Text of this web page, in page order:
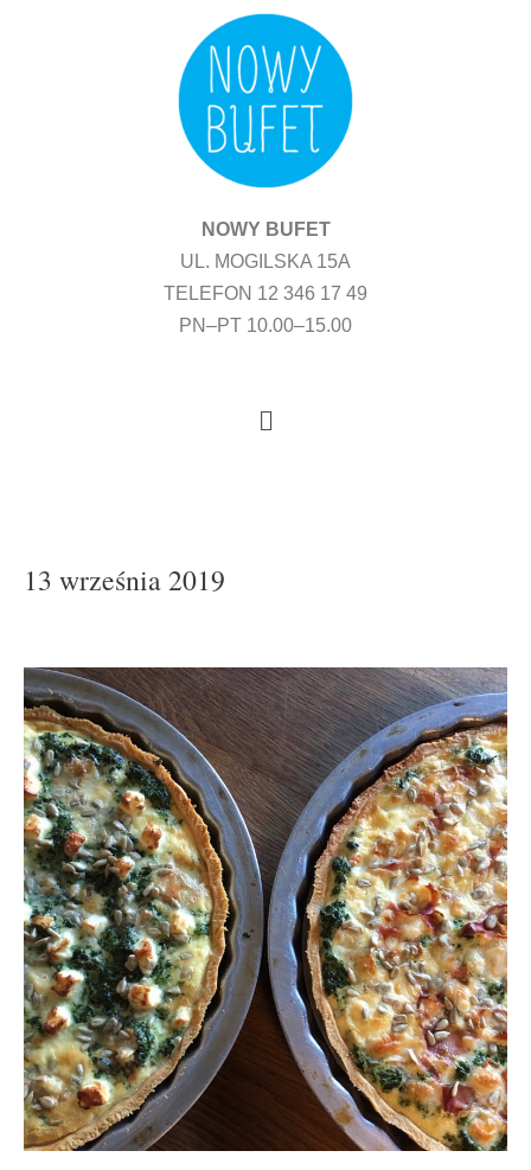
NOWY BUFET
UL. MOGILSKA 15A
TELEFON 12 346 17 49
PN–PT 10.00–15.00
Menu
13 września 2019